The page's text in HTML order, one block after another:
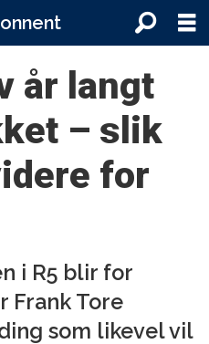
år langt
– slik
for
i R5 blir for
Frank Tore
som likevel vil